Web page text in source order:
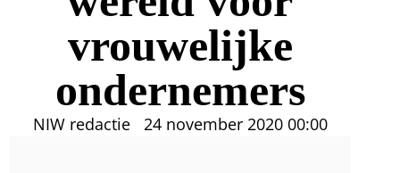
vrouwelijke
ondernemers
NIW redactie 24 november 2020 00:00